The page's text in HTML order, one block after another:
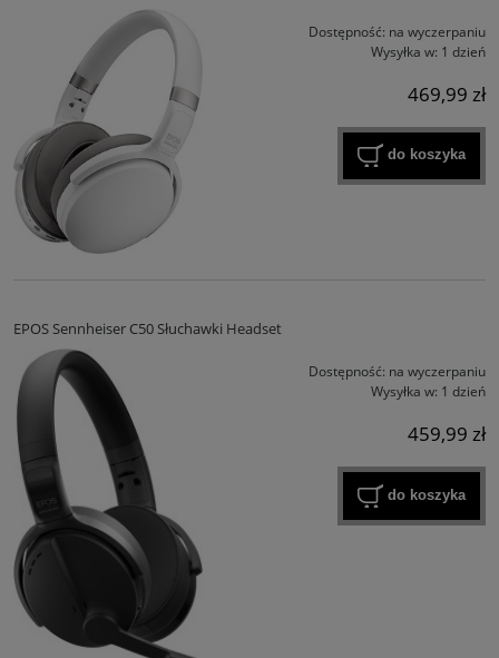
Dostępność: na wyczerpaniu
Wysyłka w: 1 dzień
469,99 zł
do koszyka
EPOS Sennheiser C50 Słuchawki Headset
Dostępność: na wyczerpaniu
Wysyłka w: 1 dzień
459,99 zł
do koszyka